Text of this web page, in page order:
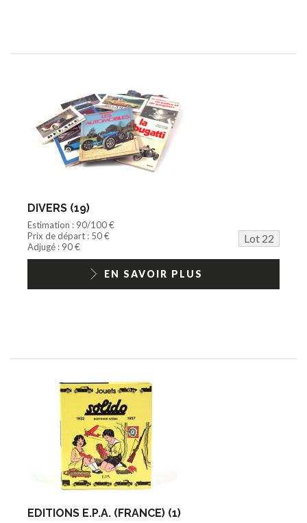
DIVERS (19)
Estimation : 90/100 €
Prix de départ : 50 €
Lot 22
Adjugé : 90 €
EN SAVOIR PLUS
EDITIONS E.P.A. (FRANCE) (1)